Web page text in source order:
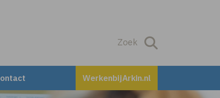
Zoek
WerkenbijArkin.nl
Zoek